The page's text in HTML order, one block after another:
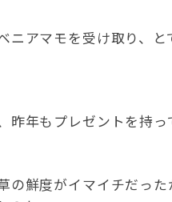
アマモを受け取り、と
昨年もプレゼントを持
の鮮度がイマイチだっ